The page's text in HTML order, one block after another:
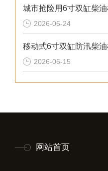
2026-06-24
2026-06-15
网站首页